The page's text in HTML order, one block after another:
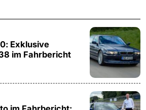
Exklusive
im Fahrbericht